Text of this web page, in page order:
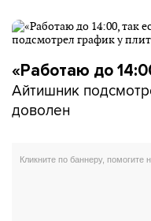
«Работаю до
Айтишник
доволен